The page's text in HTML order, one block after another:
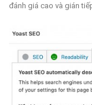
đánh giá cao và gián